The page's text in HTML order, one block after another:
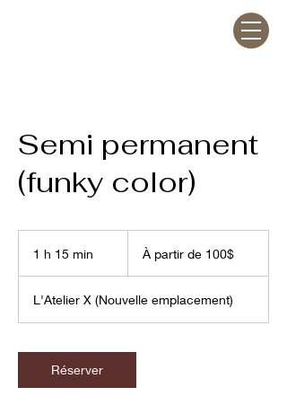
Semi permanent
(funky color)
1 h 15 min
m
i
partir
À partir de 100$
L'Atelier X (Nouvelle emplacement)
Réserver